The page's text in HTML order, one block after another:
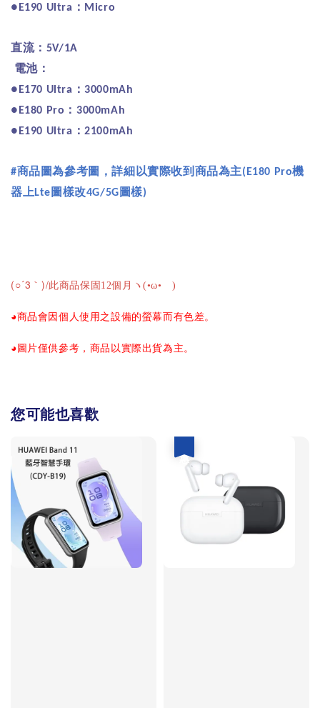
●E190 Ultra ： Micro
直流： 5V/1A
電池：
●E170 Ultra ：3000mAh
●E180 Pro ：3000mAh
●E190 Ultra ：2100mAh
#商品圖為參考圖，詳細以實際收到商品為主(E180 Pro機
器上Lte 圖樣改4G/5G 圖樣)
(○´3｀)/此商品保固12個月ヽ(•ω•ゞ)
◕商品會因個人使用之設備的螢幕而有色差。
◕圖片僅供參考，商品以實際出貨為主。
您可能也喜歡